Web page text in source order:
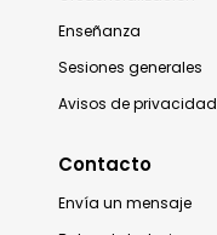
Enseñanza
Sesiones generales
Avisos de privacidad
Contacto
Envía un mensaje